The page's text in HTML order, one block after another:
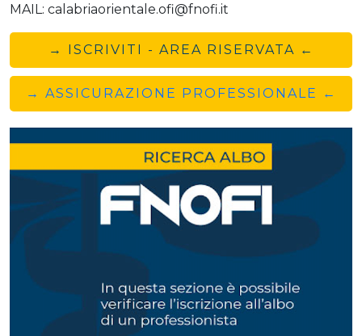
MAIL: calabriaorientale.ofi@fnofi.it
→ ISCRIVITI - AREA RISERVATA ←
→ ASSICURAZIONE PROFESSIONALE ←